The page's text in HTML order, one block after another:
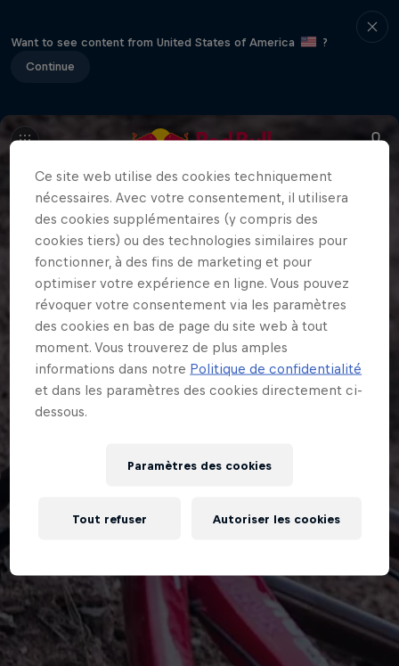
Want to see content from United States of America
?
Continue
Ce site web utilise des cookies techniquement
nécessaires. Avec votre consentement, il utilisera
des cookies supplémentaires (y compris des
cookies tiers) ou des technologies similaires pour
fonctionner, à des fins de marketing et pour
optimiser votre expérience en ligne. Vous pouvez
révoquer votre consentement via les paramètres
des cookies en bas de page du site web à tout
moment. Vous trouverez de plus amples
informations dans notre Politique de confidentialité
et dans les paramètres des cookies directement ci-
dessous.
Paramètres des cookies
Tout refuser Autoriser les cookies